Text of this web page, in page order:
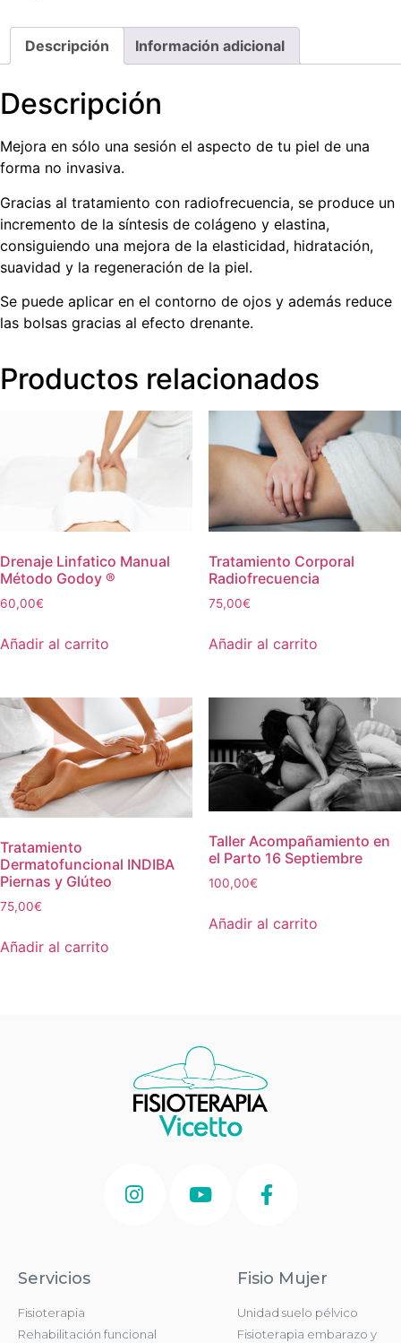
Descripción Información adicional
Descripción
Mejora en sólo una sesión el aspecto de tu piel de una
forma no invasiva.
Gracias al tratamiento con radiofrecuencia, se produce un
incremento de la síntesis de colágeno y elastina,
consiguiendo una mejora de la elasticidad, hidratación,
suavidad y la regeneración de la piel.
Se puede aplicar en el contorno de ojos y además reduce
las bolsas gracias al efecto drenante.
Productos relacionados
Drenaje Linfatico Manual
Método Godoy ®
60,00€
Añadir al carrito
Tratamiento Corporal
Radiofrecuencia
75,00€
Añadir al carrito
Tratamiento
Dermatofuncional INDIBA
Piernas y Glúteo
75,00€
Añadir al carrito
Taller Acompañamiento en
el Parto 16 Septiembre
100,00€
Añadir al carrito
Servicios
Fisioterapia
Rehabilitación funcional
Fisio Mujer
Unidad suelo pélvico
Fisioterapia embarazo y